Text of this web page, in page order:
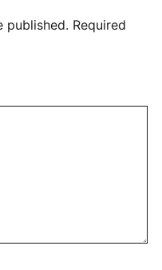
published. Required